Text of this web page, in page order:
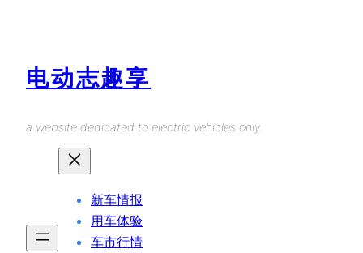
电动志趣享
a website dedicated to electric vehicles only.
新车情报
用车体验
车市行情